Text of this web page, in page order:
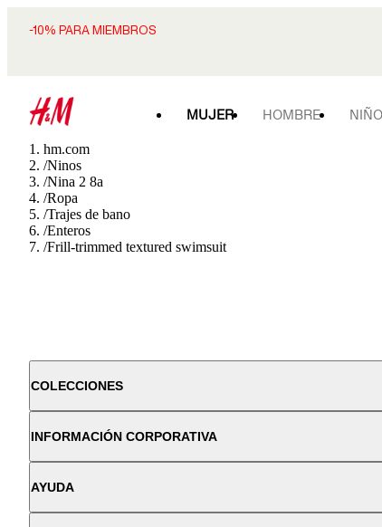
-10% PARA MIEMBROS
MUJER HOMBRE
hm.com
/Ninos
/Nina 2 8a
/Ropa
/Trajes de bano
/Enteros
/Frill-trimmed textured swimsuit
COLECCIONES
INFORMACIÓN CORPORATIVA
AYUDA